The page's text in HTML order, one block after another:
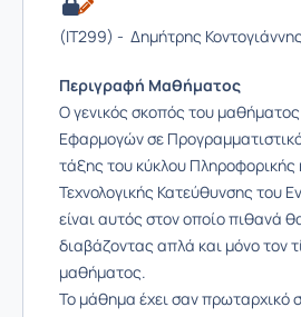
(IT299) - Δημήτρης Κοντογιάννης
Περιγραφή Μαθήματος
Ο γενικός σκοπός του
Εφαρμογών σε
τάξης του κύκλου Πληροφορικής
Τεχνολογικής Κατεύθυνσης του
είναι αυτός στον οποίο πιθανά
διαβάζοντας απλά και μόνο τον
μαθήματος.
Το μάθημα έχει σαν πρωταρχικό